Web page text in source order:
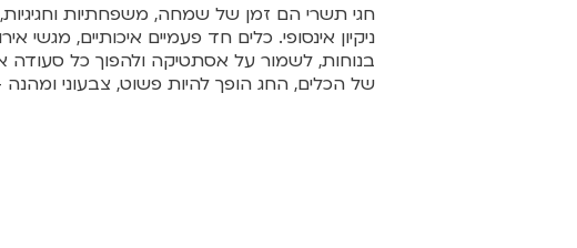
חגי תשרי הם זמן של שמחה, משפחתיות
ניקיון אינסופי. כלים חד פעמיים איכותיים,
בנוחות, לשמור על אסתטיקה ולהפוך כל סעודה
של הכלים, החג הופך להיות פשוט, צבעוני